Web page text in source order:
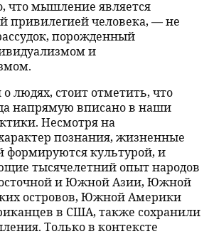
что мышление является
привилегией человека, — не
порожденный
и
людях, стоит отметить, что
напрямую вписано в наши
Несмотря на
познания, жизненные
формируются культурой, и
тысячелетний опыт народов
и Южной Азии, Южной
островов, Южной Америки
в США, также сохранили
Только в контексте